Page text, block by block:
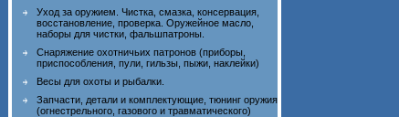
Уход за оружием. Чистка, смазка, консервация,
восстановление, проверка. Оружейное масло,
наборы для чистки, фальшпатроны.
Снаряжение охотничьих патронов (приборы,
приспособления, пули, гильзы, пыжи, наклейки)
Весы для охоты и рыбалки.
Запчасти, детали и комплектующие, тюнинг оружия
(огнестрельного, газового и травматического)